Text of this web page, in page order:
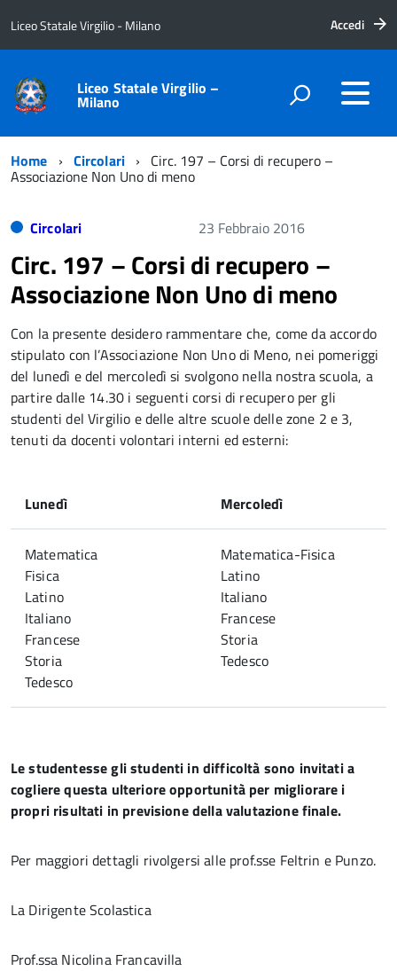
Liceo Statale Virgilio - Milano Accedi
Liceo Statale Virgilio –
Milano
Home Circolari Circ. 197 – Corsi di recupero –
Associazione Non Uno di meno
Circolari 23 Febbraio 2016
Circ. 197 – Corsi di recupero –
Associazione Non Uno di meno
Con la presente desidero rammentare che, come da accordo
stipulato con l’Associazione Non Uno di Meno, nei pomeriggi
del lunedì e del mercoledì si svolgono nella nostra scuola, a
partire dalle 14.30 i seguenti corsi di recupero per gli
studenti del Virgilio e delle altre scuole delle zone 2 e 3,
tenuti da docenti volontari interni ed esterni:
Lunedì Mercoledì
Matematica
Fisica
Latino
Italiano
Francese
Storia
Tedesco
Matematica-Fisica
Latino
Italiano
Francese
Storia
Tedesco
Le studentesse gli studenti in difficoltà sono invitati a
cogliere questa ulteriore opportunità per migliorare i
propri risultati in previsione della valutazione finale.
Per maggiori dettagli rivolgersi alle prof.sse Feltrin e Punzo.
La Dirigente Scolastica
Prof.ssa Nicolina Francavilla